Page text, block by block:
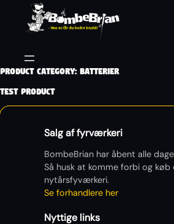
Product Category: Batterier
Test Product
Salg af fyrværkeri
BombeBrian har åbent alle
Så husk at komme forbi og køb
nytårsfyværkeri.
Se forhandlere her
Nyttige links